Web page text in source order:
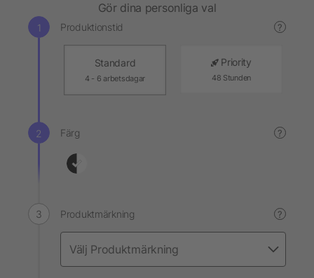
Gör dina personliga val
Produktionstid ?
Standard
4 - 6 arbetsdagar
Priority
48 Stunden
Färg ?
Produktmärkning ?